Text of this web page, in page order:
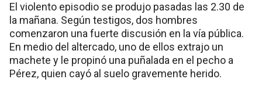
El violento episodio se produjo pasadas las 2.30 de
la mañana. Según testigos, dos hombres
comenzaron una fuerte discusión en la vía pública.
En medio del altercado, uno de ellos extrajo un
machete y le propinó una puñalada en el pecho a
Pérez, quien cayó al suelo gravemente herido.